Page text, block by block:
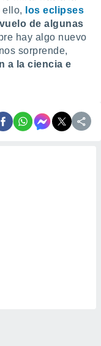
ello,
los eclipses
de algunas
hay algo nuevo
sorprende,
a la ciencia e